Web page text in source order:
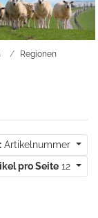
Regionen
Artikelnummer
pro Seite 12